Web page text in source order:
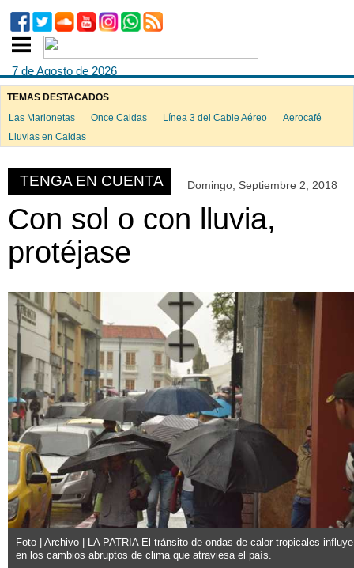
7 de Agosto de 2026
TEMAS DESTACADOS
Las Marionetas
Once Caldas Línea 3 del Cable Aéreo
Aerocafé
Lluvias en Caldas
TENGA EN CUENTA Domingo, Septiembre 2, 2018
Con sol o con lluvia,
protéjase
Foto | Archivo | LA PATRIA El tránsito de ondas de calor tropicales influye
en los cambios abruptos de clima que atraviesa el país.